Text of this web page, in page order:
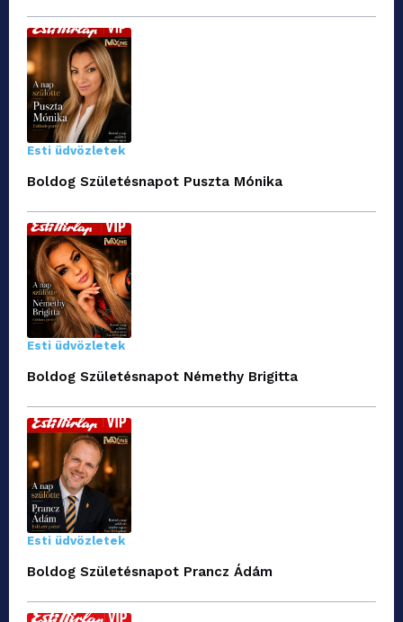
Esti üdvözletek
Boldog Születésnapot Puszta Mónika
Esti üdvözletek
Boldog Születésnapot Némethy Brigitta
Esti üdvözletek
Boldog Születésnapot Prancz Ádám